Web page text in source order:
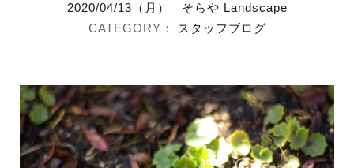
社長インタビュー
2020/04/13（月）
そらや Landscape
スタッフブログ